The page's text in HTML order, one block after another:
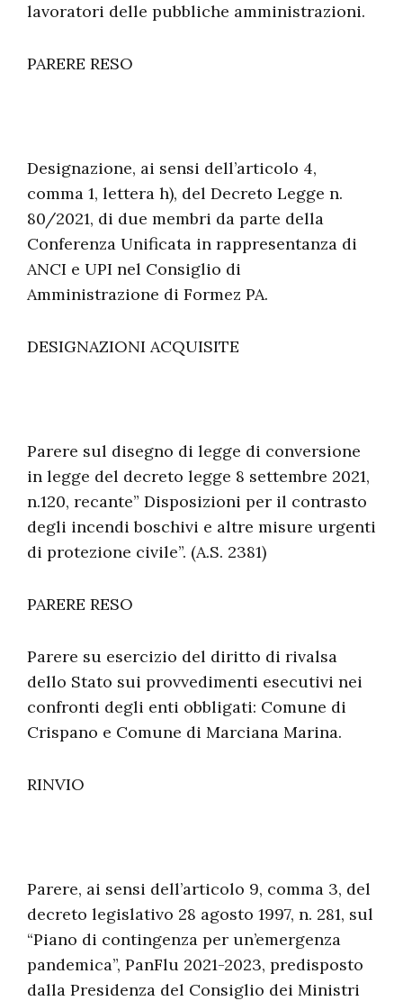
lavoratori delle pubbliche amministrazioni.
PARERE RESO
Designazione, ai sensi dell’articolo 4,
comma 1, lettera h), del Decreto Legge n.
80/2021, di due membri da parte della
Conferenza Unificata in rappresentanza di
ANCI e UPI nel Consiglio di
Amministrazione di Formez PA.
DESIGNAZIONI ACQUISITE
Parere sul disegno di legge di conversione
in legge del decreto legge 8 settembre 2021,
n.120, recante” Disposizioni per il contrasto
degli incendi boschivi e altre misure urgenti
di protezione civile”. (A.S. 2381)
PARERE RESO
Parere su esercizio del diritto di rivalsa
dello Stato sui provvedimenti esecutivi nei
confronti degli enti obbligati: Comune di
Crispano e Comune di Marciana Marina.
RINVIO
Parere, ai sensi dell’articolo 9, comma 3, del
decreto legislativo 28 agosto 1997, n. 281, sul
“Piano di contingenza per un’emergenza
pandemica”, PanFlu 2021-2023, predisposto
dalla Presidenza del Consiglio dei Ministri